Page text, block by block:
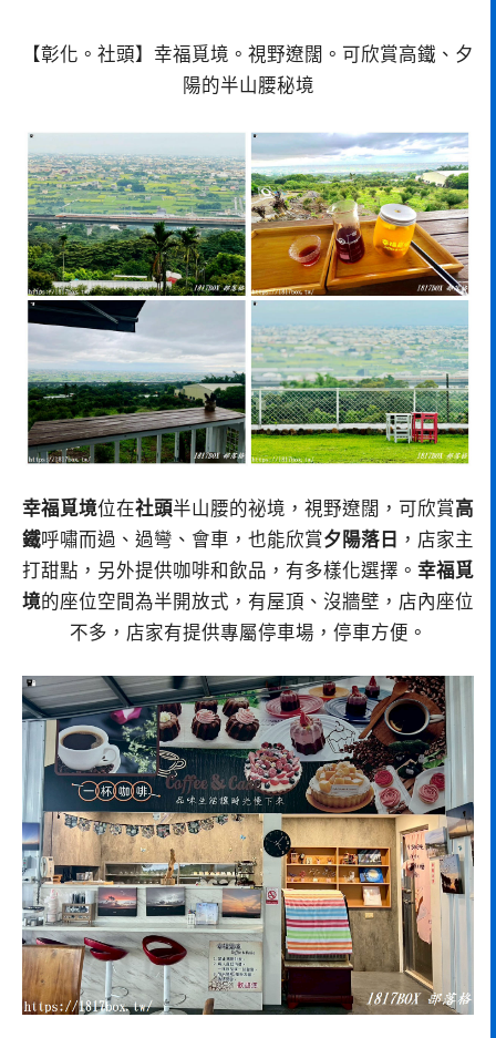
【彰化。社頭】幸福覓境。視野遼闊。可欣賞高鐵、夕
陽的半山腰秘境
幸福覓境位在社頭半山腰的祕境，視野遼闊，可欣賞高
鐵呼嘯而過、過彎、會車，也能欣賞夕陽落日 ，店家主
打甜點，另外提供咖啡和飲品，有多樣化選擇。 幸福覓
境的座位空間為半開放式，有屋頂、沒牆壁，店內座位
不多，店家有提供專屬停車場，停車方便。